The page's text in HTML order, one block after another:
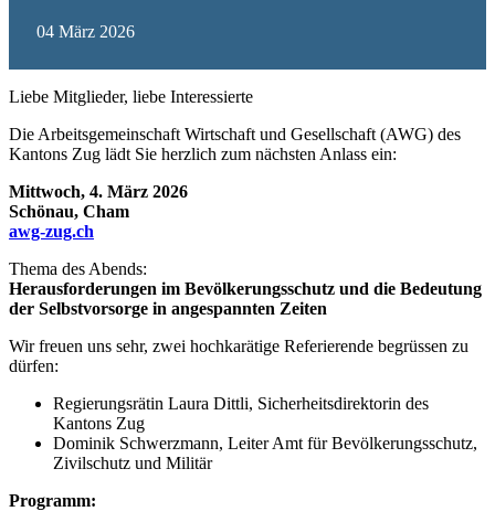
04 März 2026
Liebe Mitglieder, liebe Interessierte
Die Arbeitsgemeinschaft Wirtschaft und Gesellschaft (AWG) des
Kantons Zug lädt Sie herzlich zum nächsten Anlass ein:
Mittwoch, 4. März 2026
Schönau, Cham
awg-zug.ch
Thema des Abends:
Herausforderungen im Bevölkerungsschutz und die Bedeutung
der Selbstvorsorge in angespannten Zeiten
Wir freuen uns sehr, zwei hochkarätige Referierende begrüssen zu
dürfen:
Regierungsrätin Laura Dittli, Sicherheitsdirektorin des
Kantons Zug
Dominik Schwerzmann, Leiter Amt für Bevölkerungsschutz,
Zivilschutz und Militär
Programm: